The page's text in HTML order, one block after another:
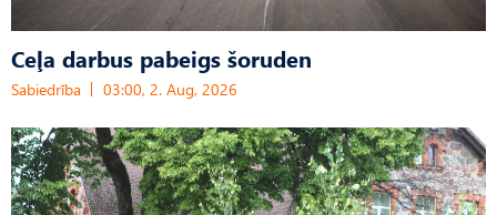
Ceļa darbus pabeigs šoruden
Sabiedrība 03:00, 2. Aug, 2026